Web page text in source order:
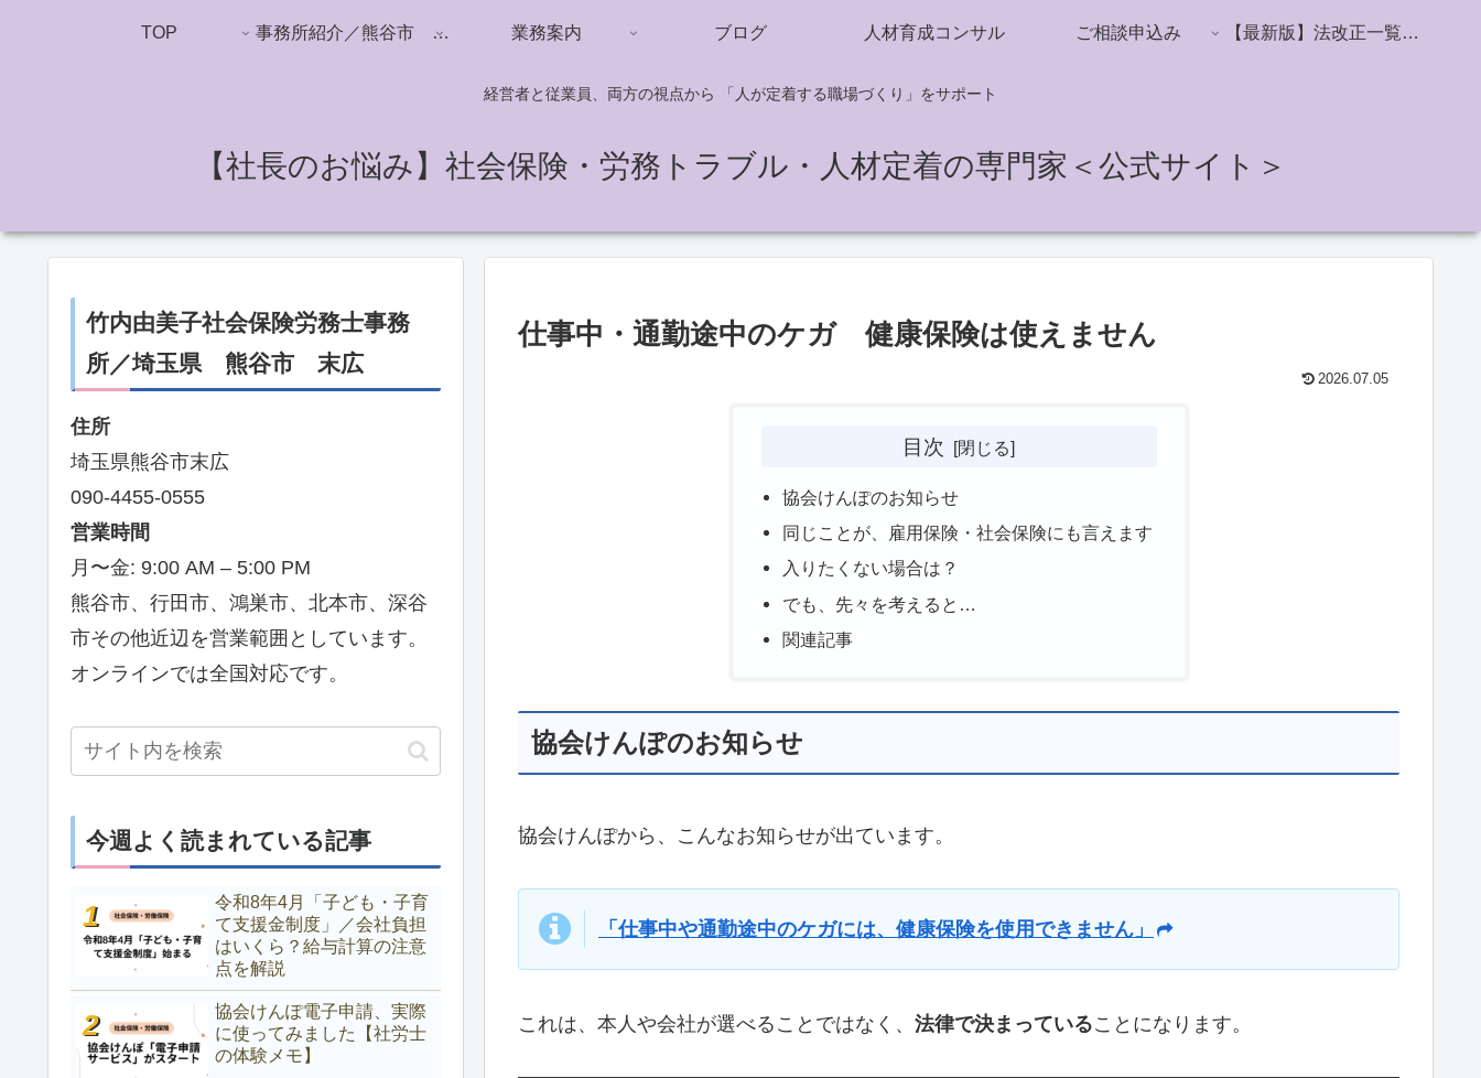
経営者と従業員、両方の視点から 「人が定着する職場づくり」をサポート
【社長のお悩み】社会保険・労務トラブル・人材定着の専門家＜公式サイト＞
TOP 事務所紹介／熊谷市 竹内由美子社労士事務所 業務案内 ブログ 人材育成コンサル ご相談申込み 【最新版】法改正一覧／社会保険・雇用保険・労働時間・ハラスメント対策
仕事中・通勤途中のケガ 健康保険は使えません
2026.07.05
目次
協会けんぽのお知らせ
同じことが、雇用保険・社会保険にも言えます
入りたくない場合は？
でも、先々を考えると…
関連記事
協会けんぽのお知らせ
協会けんぽから、こんなお知らせが出ています。
「仕事中や通勤途中のケガには、健康保険を使用できません」
これは、本人や会社が選べることではなく、 法律で決まっていることになります。
竹内由美子社会保険労務士事務
所／埼玉県 熊谷市 末広
住所
埼玉県熊谷市末広
090-4455-0555
営業時間
月〜金: 9:00 AM – 5:00 PM
熊谷市、行田市、鴻巣市、北本市、深谷
市その他近辺を営業範囲としています。
オンラインでは全国対応です。
今週よく読まれている記事
令和8年4月「子ども・子育
て支援金制度」／会社負担
はいくら？給与計算の注意
点を解説
協会けんぽ電子申請、実際
に使ってみました【社労士
の体験メモ】